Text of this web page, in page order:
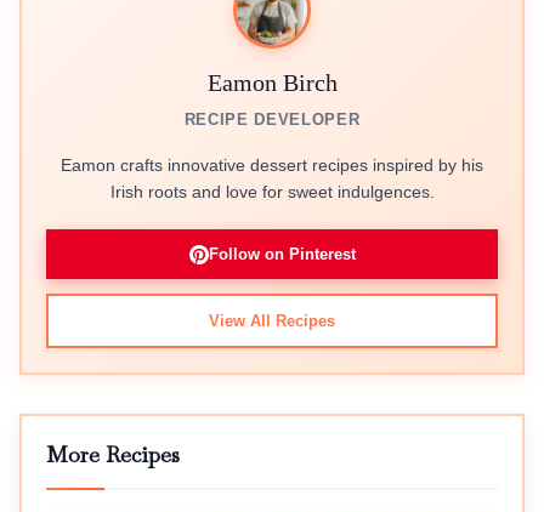
Eamon Birch
RECIPE DEVELOPER
Eamon crafts innovative dessert recipes inspired by his
Irish roots and love for sweet indulgences.
Follow on Pinterest
View All Recipes
More Recipes